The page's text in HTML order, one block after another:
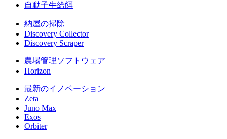
自動子牛給餌
納屋の掃除
Discovery Collector
Discovery Scraper
農場管理ソフトウェア
Horizon
最新のイノベーション
Zeta
Juno Max
Exos
Orbiter